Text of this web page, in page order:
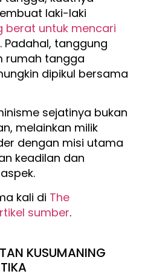
laki-laki
berat untuk mencari
. Padahal, tanggung
rumah tangga
dipikul bersama
sejatinya bukan
melainkan milik
dengan misi utama
keadilan dan
kali di The
sumber.
KUSUMANING